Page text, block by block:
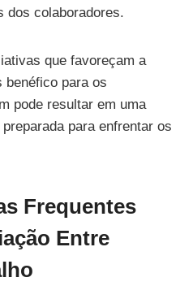
dos colaboradores.
que favoreçam a
benéfico para os
pode resultar em uma
para enfrentar os
Frequentes
Entre